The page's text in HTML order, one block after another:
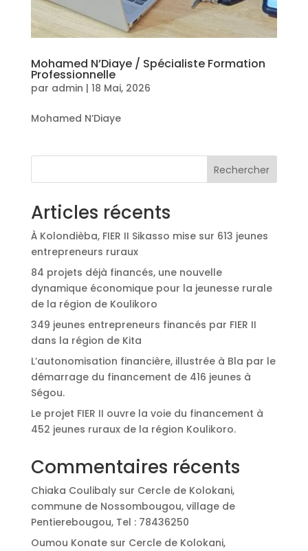
Mohamed N’Diaye / Spécialiste Formation
Professionnelle
par admin | 18 Mai, 2026
Mohamed N’Diaye
Rechercher
Articles récents
À Kolondièba, FIER II Sikasso mise sur 613 jeunes
entrepreneurs ruraux
84 projets déjà financés, une nouvelle
dynamique économique pour la jeunesse rurale
de la région de Koulikoro
349 jeunes entrepreneurs financés par FIER II
dans la région de Kita
L’autonomisation financière, illustrée à Bla par le
démarrage du financement de 416 jeunes à
Ségou.
Le projet FIER II ouvre la voie du financement à
452 jeunes ruraux de la région Koulikoro.
Commentaires récents
Chiaka Coulibalysur Cercle de Kolokani,
commune de Nossombougou, village de
Pentierebougou, Tel : 78436250
Oumou Konatesur Cercle de Kolokani,